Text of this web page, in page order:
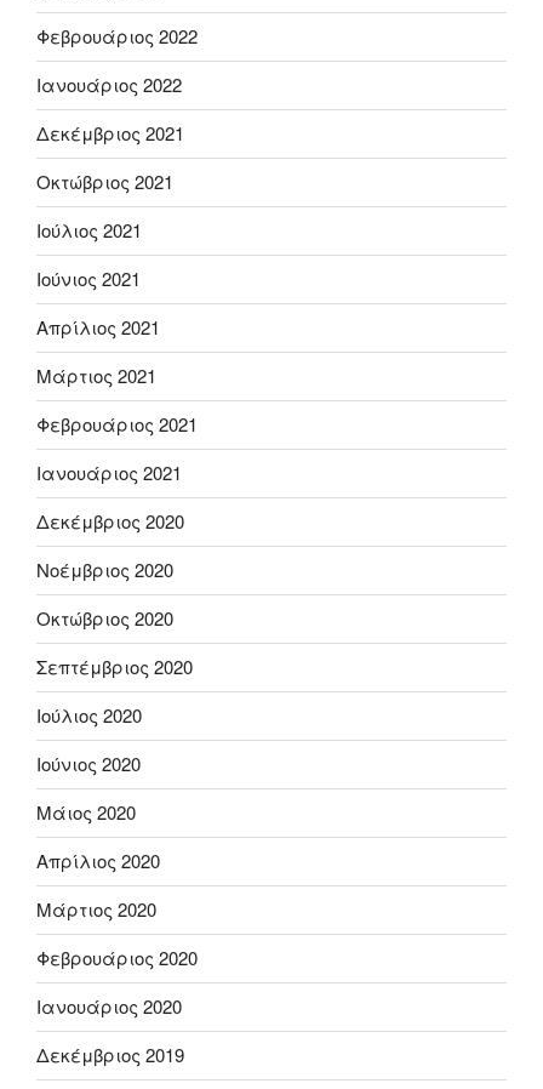
Φεβρουάριος 2022
Ιανουάριος 2022
Δεκέμβριος 2021
Οκτώβριος 2021
Ιούλιος 2021
Ιούνιος 2021
Απρίλιος 2021
Μάρτιος 2021
Φεβρουάριος 2021
Ιανουάριος 2021
Δεκέμβριος 2020
Νοέμβριος 2020
Οκτώβριος 2020
Σεπτέμβριος 2020
Ιούλιος 2020
Ιούνιος 2020
Μάιος 2020
Απρίλιος 2020
Μάρτιος 2020
Φεβρουάριος 2020
Ιανουάριος 2020
Δεκέμβριος 2019